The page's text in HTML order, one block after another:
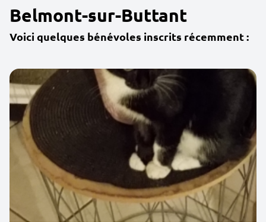
Belmont-sur-Buttant
Voici quelques bénévoles inscrits récemment :